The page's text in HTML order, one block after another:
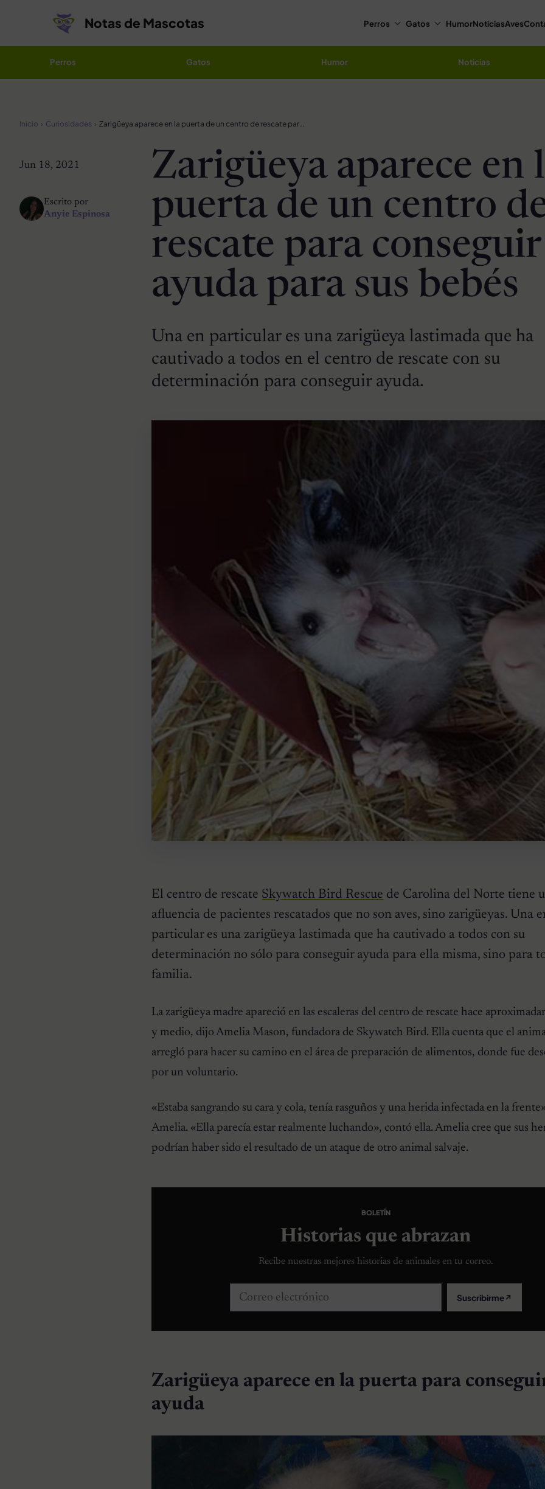
Notas de Mascotas Perros Gatos HumorNoticiasAves
Perros Gatos Humor Noticias
Inicio Curiosidades Zarigüeya aparece en la puerta de un centro de rescate para conseguir ayuda para sus bebés
Jun 18, 2021
Escrito por
Anyie Espinosa
Zarigüeya aparece en
puerta de un centro
rescate para conseguir
ayuda para sus bebés
Una en particular es una zarigüeya lastimada que ha
cautivado a todos en el centro de rescate con su
determinación para conseguir ayuda.
El centro de rescate Skywatch Bird Rescue de Carolina del Norte tiene
afluencia de pacientes rescatados que no son aves, sino zarigüeyas. Una
particular es una zarigüeya lastimada que ha cautivado a todos con su
determinación no sólo para conseguir ayuda para ella misma, sino para
familia.
La zarigüeya madre apareció en las escaleras del centro de rescate hace
y medio, dijo Amelia Mason, fundadora de Skywatch Bird. Ella cuenta que el
arregló para hacer su camino en el área de preparación de alimentos, donde fue
por un voluntario.
«Estaba sangrando su cara y cola, tenía rasguños y una herida infectada en la
Amelia. «Ella parecía estar realmente luchando», contó ella. Amelia cree que sus
podrían haber sido el resultado de un ataque de otro animal salvaje.
BOLETÍN
Historias que abrazan
Recibe nuestras mejores historias de animales en tu correo.
Correo electrónico Suscribirme↗
Zarigüeya aparece en la puerta para
ayuda